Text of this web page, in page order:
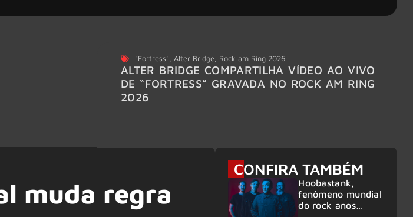
"Fortress",Alter Bridge, Rock am Ring 2026
ALTER BRIDGE COMPARTILHA VÍDEO AO VIVO
DE “FORTRESS” GRAVADA NO ROCK AM RING
2026
muda regra
CONFIRA TAMBÉM
Hoobastank,
fenômeno mundial
do rock anos